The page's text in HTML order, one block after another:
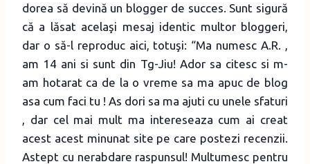
dorea să devină un blogger de succes. Sunt sigură
că a lăsat acelaşi mesaj identic multor bloggeri,
dar o să-l reproduc aici, totuşi: “Ma numesc A.R. ,
am 14 ani si sunt din Tg-Jiu! Ador sa citesc si m-
am hotarat ca de la o vreme sa ma apuc de blog
asa cum faci tu ! As dori sa ma ajuti cu unele sfaturi
, dar cel mai mult ma intereseaza cum ai creat
acest acest minunat site pe care postezi recenzii.
Astept cu nerabdare raspunsul! Multumesc pentru